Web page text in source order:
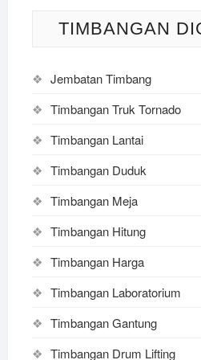
TIMBANGAN
Jembatan Timbang
Timbangan Truk Tornado
Timbangan Lantai
Timbangan Duduk
Timbangan Meja
Timbangan Hitung
Timbangan Harga
Timbangan Laboratorium
Timbangan Gantung
Timbangan Drum Lifting